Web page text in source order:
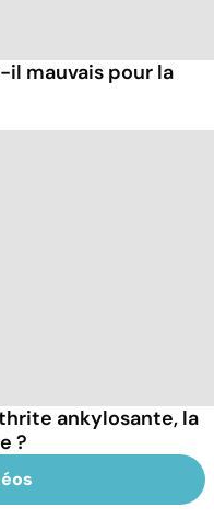
il mauvais pour la
ankylosante, la
?